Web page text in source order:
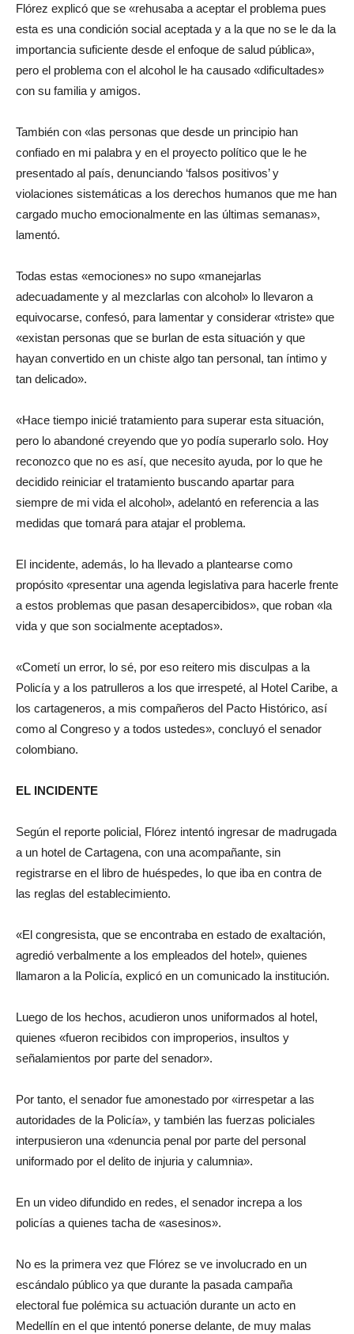
Flórez explicó que se «rehusaba a aceptar el problema pues
esta es una condición social aceptada y a la que no se le da la
importancia suficiente desde el enfoque de salud pública»,
pero el problema con el alcohol le ha causado «dificultades»
con su familia y amigos.
También con «las personas que desde un principio han
confiado en mi palabra y en el proyecto político que le he
presentado al país, denunciando ‘falsos positivos’ y
violaciones sistemáticas a los derechos humanos que me han
cargado mucho emocionalmente en las últimas semanas»,
lamentó.
Todas estas «emociones» no supo «manejarlas
adecuadamente y al mezclarlas con alcohol» lo llevaron a
equivocarse, confesó, para lamentar y considerar «triste» que
«existan personas que se burlan de esta situación y que
hayan convertido en un chiste algo tan personal, tan íntimo y
tan delicado».
«Hace tiempo inicié tratamiento para superar esta situación,
pero lo abandoné creyendo que yo podía superarlo solo. Hoy
reconozco que no es así, que necesito ayuda, por lo que he
decidido reiniciar el tratamiento buscando apartar para
siempre de mi vida el alcohol», adelantó en referencia a las
medidas que tomará para atajar el problema.
El incidente, además, lo ha llevado a plantearse como
propósito «presentar una agenda legislativa para hacerle frente
a estos problemas que pasan desapercibidos», que roban «la
vida y que son socialmente aceptados».
«Cometí un error, lo sé, por eso reitero mis disculpas a la
Policía y a los patrulleros a los que irrespeté, al Hotel Caribe, a
los cartageneros, a mis compañeros del Pacto Histórico, así
como al Congreso y a todos ustedes», concluyó el senador
colombiano.
EL INCIDENTE
Según el reporte policial, Flórez intentó ingresar de madrugada
a un hotel de Cartagena, con una acompañante, sin
registrarse en el libro de huéspedes, lo que iba en contra de
las reglas del establecimiento.
«El congresista, que se encontraba en estado de exaltación,
agredió verbalmente a los empleados del hotel», quienes
llamaron a la Policía, explicó en un comunicado la institución.
Luego de los hechos, acudieron unos uniformados al hotel,
quienes «fueron recibidos con improperios, insultos y
señalamientos por parte del senador».
Por tanto, el senador fue amonestado por «irrespetar a las
autoridades de la Policía», y también las fuerzas policiales
interpusieron una «denuncia penal por parte del personal
uniformado por el delito de injuria y calumnia».
En un video difundido en redes, el senador increpa a los
policías a quienes tacha de «asesinos».
No es la primera vez que Flórez se ve involucrado en un
escándalo público ya que durante la pasada campaña
electoral fue polémica su actuación durante un acto en
Medellín en el que intentó ponerse delante, de muy malas